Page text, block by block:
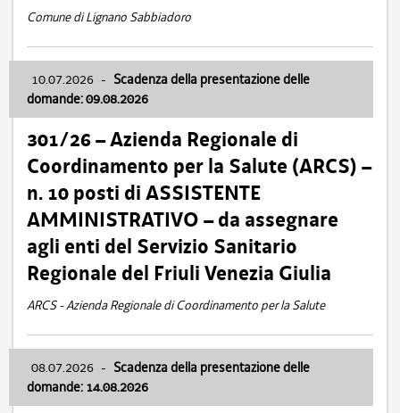
Comune di Lignano Sabbiadoro
10.07.2026 - Scadenza della presentazione delle
domande: 09.08.2026
301/26 – Azienda Regionale di
Coordinamento per la Salute (ARCS) –
n. 10 posti di ASSISTENTE
AMMINISTRATIVO – da assegnare
agli enti del Servizio Sanitario
Regionale del Friuli Venezia Giulia
ARCS - Azienda Regionale di Coordinamento per la Salute
08.07.2026 - Scadenza della presentazione delle
domande: 14.08.2026